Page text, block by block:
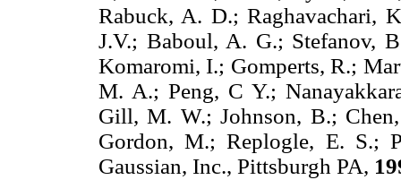
Rabuck, A. D.; Raghavachari,
J.V.; Baboul, A. G.; Stefanov,
Komaromi, I.; Gomperts, R.;
M. A.; Peng, C Y.;
Gill, M. W.; Johnson, B.;
Gordon, M.; Replogle, E. S.;
Gaussian, Inc., Pittsburgh PA,